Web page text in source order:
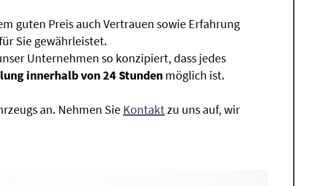
guten Preis auch Vertrauen sowie Erfahrung
Sie gewährleistet.
Unternehmen so konzipiert, dass jedes
innerhalb von 24 Stundenmöglich ist.
an. Nehmen Sie Kontaktzu uns auf, wir